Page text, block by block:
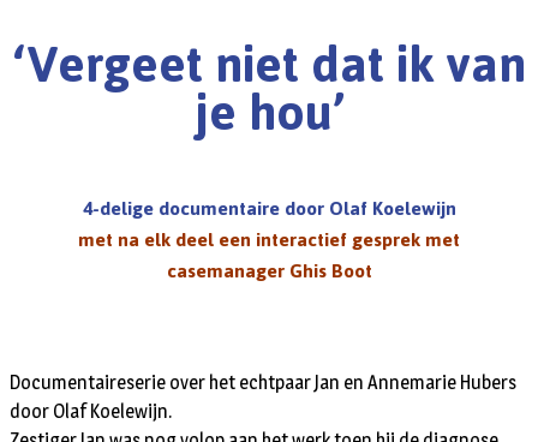
‘Vergeet niet dat ik van
je hou’
4-delige documentaire door Olaf Koelewijn
met na elk deel een interactief gesprek met
casemanager Ghis Boot
Documentaireserie over het echtpaar Jan en Annemarie Hubers
door Olaf Koelewijn.